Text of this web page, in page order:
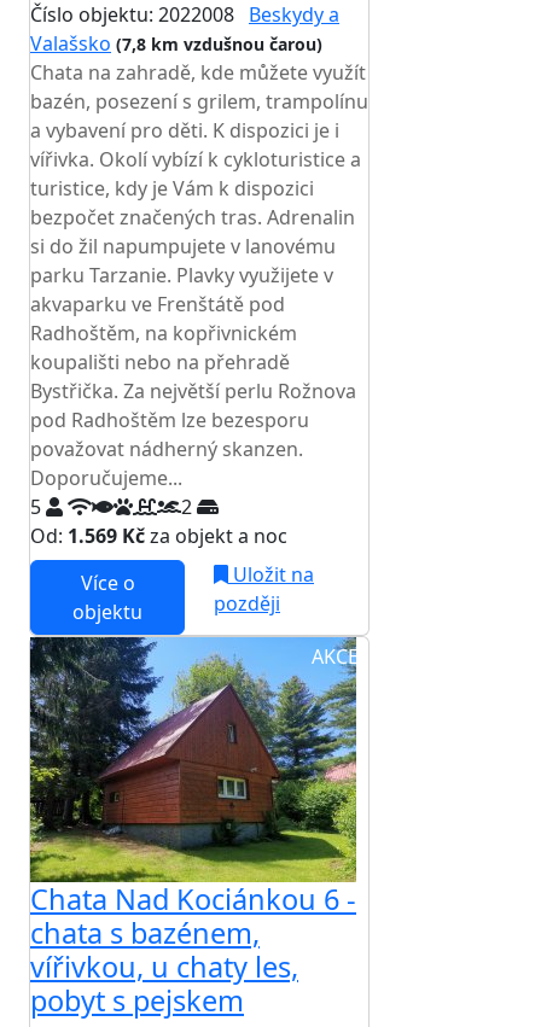
Číslo objektu: 2022008 Beskydy a
Valašsko (7,8 km vzdušnou čarou)
Chata na zahradě, kde můžete využít
bazén, posezení s grilem, trampolínu
a vybavení pro děti. K dispozici je i
vířivka. Okolí vybízí k cykloturistice a
turistice, kdy je Vám k dispozici
bezpočet značených tras. Adrenalin
si do žil napumpujete v lanovému
parku Tarzanie. Plavky využijete v
akvaparku ve Frenštátě pod
Radhoštěm, na kopřivnickém
koupališti nebo na přehradě
Bystřička. Za největší perlu Rožnova
pod Radhoštěm lze bezesporu
považovat nádherný skanzen.
Doporučujeme...
5
2
Od: 1.569 Kčza objekt a noc
Více o
objektu
Uložit na
později
AKCE
Chata Nad Kociánkou 6 -
chata s bazénem,
vířivkou, u chaty les,
pobyt s pejskem